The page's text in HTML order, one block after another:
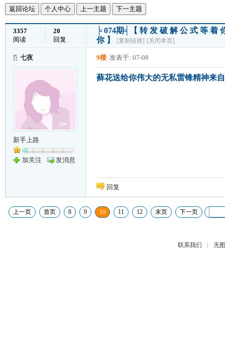
返回论坛 个人中心 上一主题 下一主题
3357
阅读
20
回复
╞ 074期╡【 转 发 破 解 公 式 等
你 】
[复制链接] [关闭本页]
七夜
新手上路
加关注 发消息
9楼 发表于: 07-08
藓花送给你伟大的无私雷锋精神来
回复
上一页 首页 8 9 10 11 12 末页 下一页
联系我们 | 无